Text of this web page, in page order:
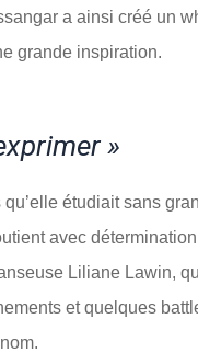
a ainsi créé un
grande inspiration.
»
étudiait sans
avec
Liliane Lawin,
et quelques